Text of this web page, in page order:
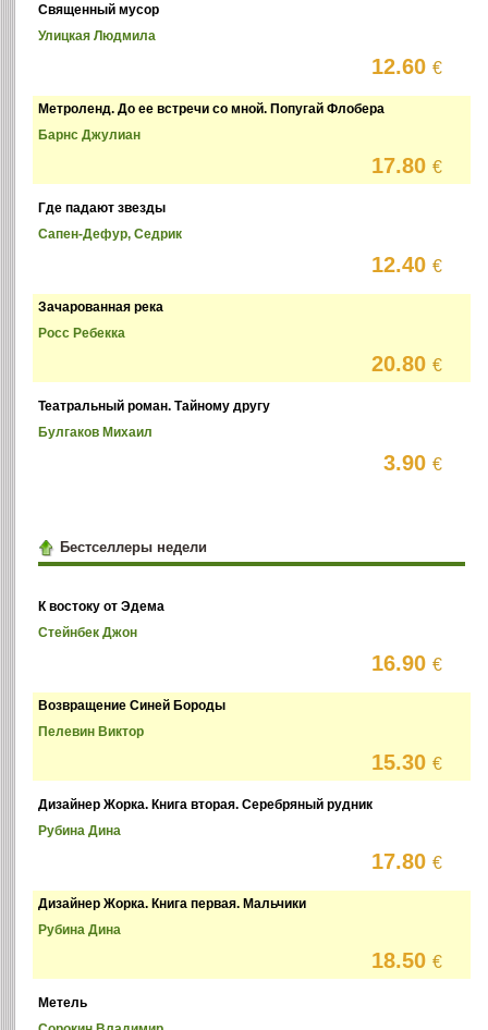
Священный мусор
Улицкая Людмила
12.60€
Метроленд. До ее встречи со мной. Попугай Флобера
Барнс Джулиан
17.80€
Где падают звезды
Сапен-Дефур, Седрик
12.40€
Зачарованная река
Росс Ребекка
20.80€
Театральный роман. Тайному другу
Булгаков Михаил
3.90€
Бестселлеры недели
К востоку от Эдема
Стейнбек Джон
16.90€
Возвращение Синей Бороды
Пелевин Виктор
15.30€
Дизайнер Жорка. Книга вторая. Серебряный рудник
Рубина Дина
17.80€
Дизайнер Жорка. Книга первая. Мальчики
Рубина Дина
18.50€
Метель